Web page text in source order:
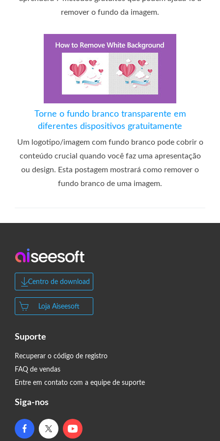
remover o fundo da imagem.
Torne o fundo branco transparente em
diferentes dispositivos gratuitamente
Um logotipo/imagem com fundo branco pode cobrir o
conteúdo crucial quando você faz uma apresentação
ou design. Esta postagem mostrará como remover o
fundo branco de uma imagem.
Centro de download
Loja Aiseesoft
Suporte
Recuperar o código de registro
FAQ de vendas
Entre em contato com a equipe de suporte
Siga-nos